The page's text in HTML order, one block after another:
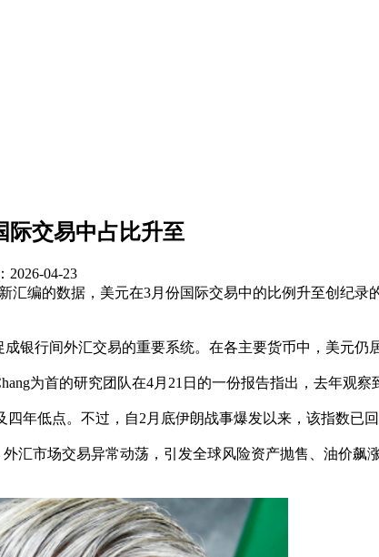
际交易中占比升至
2026-04-23
编的数据，美元在3月份国际交易中的比例升至创纪录
行间外汇交易的重要系统。在各主要货币中，美元仍
为首的研究团队在4月21日的一份报告指出，去年观
低点。不过，自2月底伊朗战事爆发以来，该指数已回
市场交易异常动荡，引发全球风险资产抛售、油价飙涨